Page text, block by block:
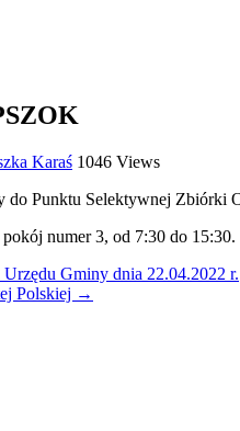
Karaś 1046 Views
do Punktu Selektywnej
numer 3, od 7:30 do 15:30.
Gminy dnia 22.04.2022 r.
Polskiej →